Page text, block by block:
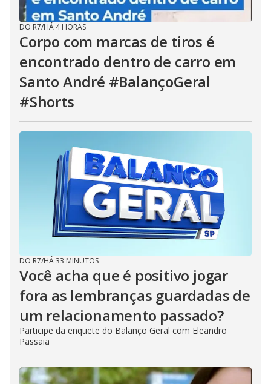
DO R7/HÁ 4 HORAS
Corpo com marcas de tiros é
encontrado dentro de carro em
Santo André #BalançoGeral
#Shorts
DO R7/HÁ 33 MINUTOS
Você acha que é positivo jogar
fora as lembranças guardadas de
um relacionamento passado?
Participe da enquete do Balanço Geral com Eleandro
Passaia